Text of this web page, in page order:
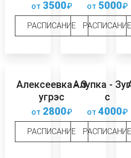
от 3500₽
РАСПИСАНИЕ
от 5000₽
РАСПИСАНИЕ
Алексеевка - З
угрэс
от 2800₽
РАСПИСАНИЕ
Алупка -
с
от 4000₽
РАСПИСАНИЕ